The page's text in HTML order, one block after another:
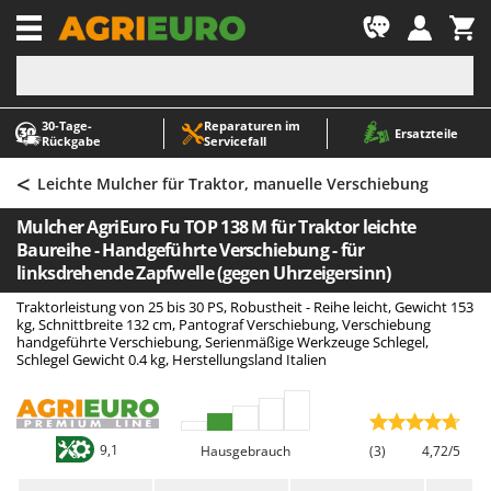
30‑Tage-
Rückgabe
Reparaturen im
Servicefall
Ersatzteile
-1
A
Abbeermaschinen - Traubenmühlen
Abfüllgeräte
Akku Gartenscheren
Akku Gras- und Strauchscheren
Akku-Stichsägen
Allzwecktransporter - Motorschubkarren
Alu-Teleskopleitern
Arbeitsschutzkleidung
Aschesauger
A
ABAC
AgriEuro Premium
AgriEuro TOP-LINE
AGT
Aima
Airmec
AL-KO
Alce
Alpina
< Leichte Mulcher für Traktor, manuelle Verschiebung
Mulcher AgriEuro Fu TOP 138 M für Traktor leichte
Baureihe - Handgeführte Verschiebung - für
linksdrehende Zapfwelle (gegen Uhrzeigersinn)
Traktorleistung von 25 bis 30 PS, Robustheit - Reihe leicht, Gewicht 153
kg, Schnittbreite 132 cm, Pantograf Verschiebung, Verschiebung
handgeführte Verschiebung, Serienmäßige Werkzeuge Schlegel,
Schlegel Gewicht 0.4 kg, Herstellungsland Italien
9,1 Hausgebrauch (3) 4,72/5